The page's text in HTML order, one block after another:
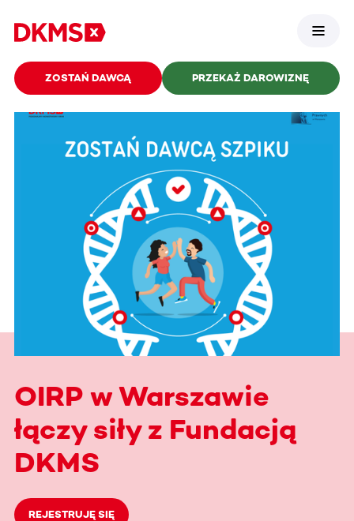
ZOSTAŃ DAWCĄ PRZEKAŻ DAROWIZNĘ
OIRP w Warszawie
łączy siły z Fundacją
DKMS
REJESTRUJĘ SIĘ